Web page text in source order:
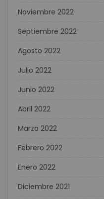
Noviembre 2022
Septiembre 2022
Agosto 2022
Julio 2022
Junio 2022
Abril 2022
Marzo 2022
Febrero 2022
Enero 2022
Diciembre 2021